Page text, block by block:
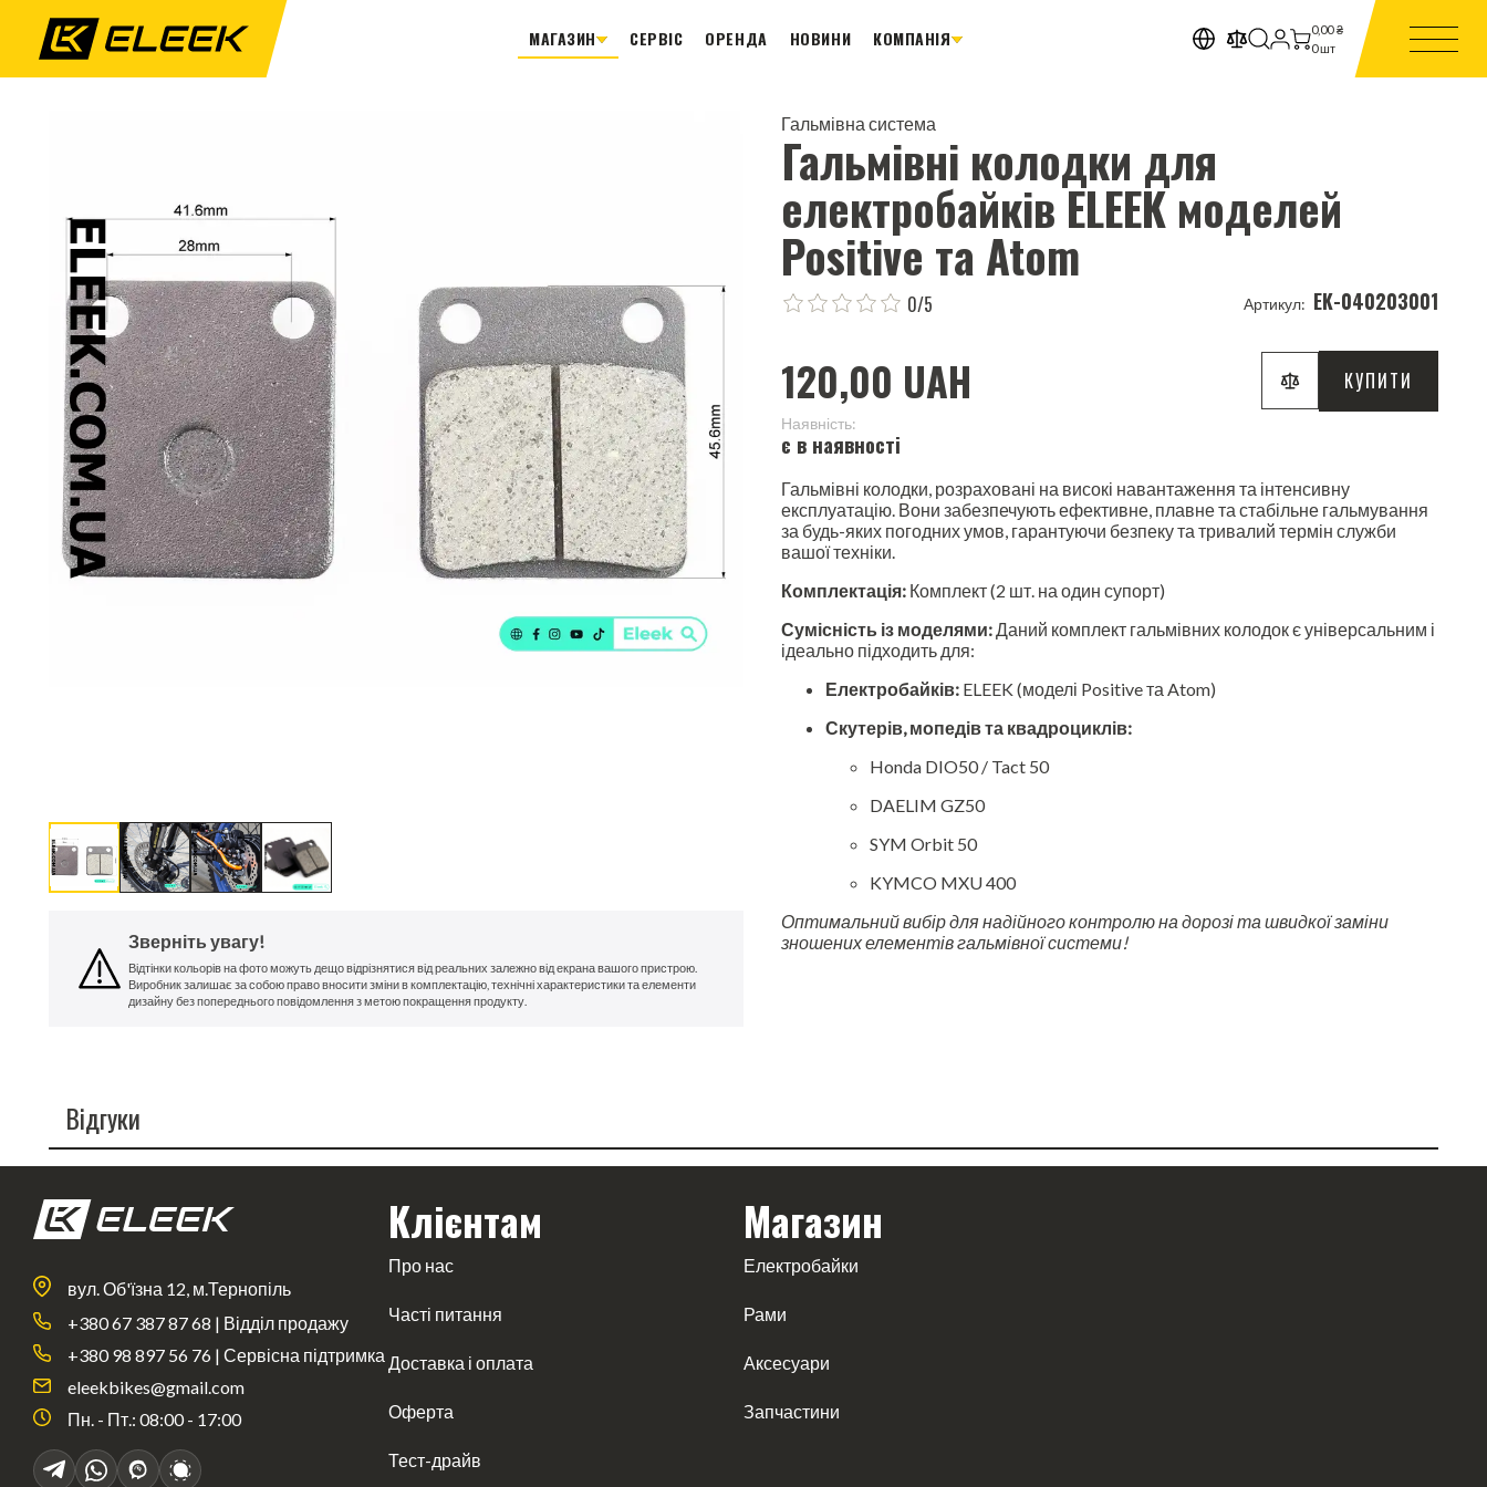
МАГАЗИН СЕРВІС ОРЕНДА НОВИНИ КОМПАНІЯ 0,00₴
0шт
Гальмівна система
Гальмівні колодки для
електробайків ELEEK моделей
Positive та Atom
0/5 Артикул: EK-040203001
Зверніть увагу!
Відтінки кольорів на фото можуть дещо відрізнятися від реальних залежно від екрана вашого пристрою.
Виробник залишає за собою право вносити зміни в комплектацію, технічні характеристики та елементи
дизайну без попереднього повідомлення з метою покращення продукту.
120,00 UAH КУПИТИ
Наявність:
є в наявності
Гальмівні колодки, розраховані на високі навантаження та інтенсивну
експлуатацію. Вони забезпечують ефективне, плавне та стабільне гальмування
за будь-яких погодних умов, гарантуючи безпеку та тривалий термін служби
вашої техніки.
Комплектація: Комплект (2 шт. на один супорт)
Сумісність із моделями: Даний комплект гальмівних колодок є універсальним і
ідеально підходить для:
Електробайків: ELEEK (моделі Positive та Atom)
Скутерів, мопедів та квадроциклів:
Honda DIO50 / Tact 50
DAELIM GZ50
SYM Orbit 50
KYMCO MXU 400
Оптимальний вибір для надійного контролю на дорозі та швидкої заміни
зношених елементів гальмівної системи!
Відгуки
вул. Об'їзна 12, м.Тернопіль
+380 67 387 87 68 | Відділ продажу
+380 98 897 56 76 | Сервісна підтримка
eleekbikes@gmail.com
Пн. - Пт.: 08:00 - 17:00
Клієнтам
Про нас
Часті питання
Доставка і оплата
Оферта
Тест-драйв
Магазин
Електробайки
Рами
Аксесуари
Запчастини